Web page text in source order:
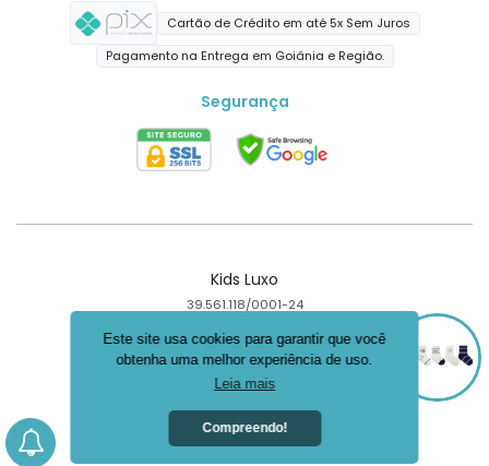
Este site usa cookies para garantir que você
obtenha uma melhor experiência de uso.
Leia mais
Compreendo!
Cartão de Crédito em até 5x Sem Juros
Pagamento na Entrega em Goiânia e Região.
Segurança
Kids Luxo
39.561.118/0001-24
Criar loja virtual com a plataforma